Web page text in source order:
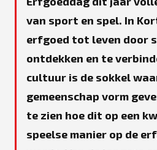
van sport en spel. In
erfgoed tot leven door
ontdekken en te
cultuur is de sokkel
gemeenschap vorm
te zien hoe dit op een
speelse manier op de